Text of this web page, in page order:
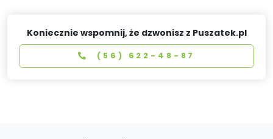
Koniecznie wspomnij, że dzwonisz z Puszatek.pl
(56) 622-48-87